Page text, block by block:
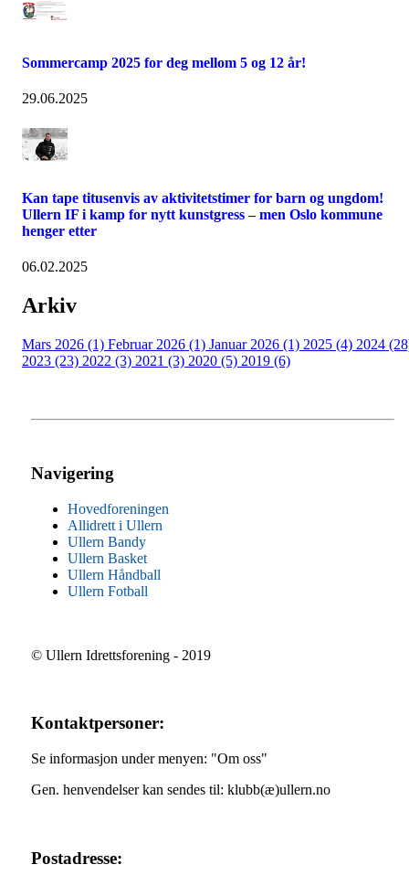
Sommercamp 2025 for deg mellom 5 og 12 år!
29.06.2025
Kan tape titusenvis av aktivitetstimer for barn og ungdom!
Ullern IF i kamp for nytt kunstgress – men Oslo kommune
henger etter
06.02.2025
Arkiv
Mars 2026 (1) Februar 2026 (1) Januar 2026 (1) 2025 (4) 2024
2023 (23) 2022 (3) 2021 (3) 2020 (5) 2019 (6)
Navigering
Hovedforeningen
Allidrett i Ullern
Ullern Bandy
Ullern Basket
Ullern Håndball
Ullern Fotball
© Ullern Idrettsforening - 2019
Kontaktpersoner:
Se informasjon under menyen: "Om oss"
Gen. henvendelser kan sendes til: klubb(æ)ullern.no
Postadresse: